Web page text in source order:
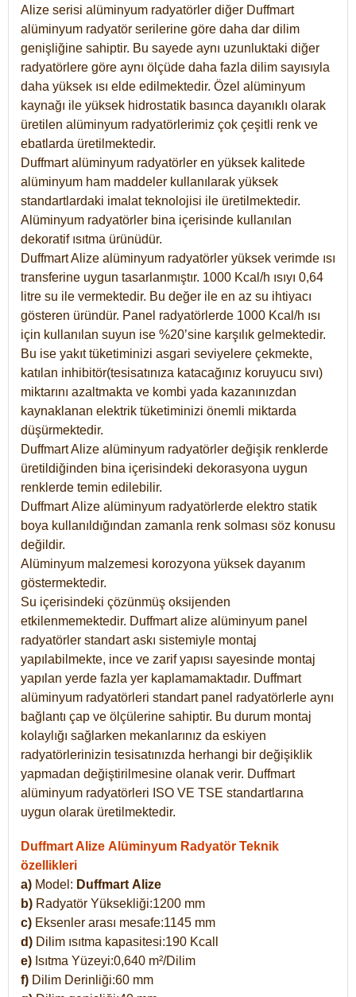
Alize serisi alüminyum radyatörler diğer Duffmart
alüminyum radyatör serilerine göre daha dar dilim
genişliğine sahiptir. Bu sayede aynı uzunluktaki diğer
radyatörlere göre aynı ölçüde daha fazla dilim sayısıyla
daha yüksek ısı elde edilmektedir. Özel alüminyum
kaynağı ile yüksek hidrostatik basınca dayanıklı olarak
üretilen alüminyum radyatörlerimiz çok çeşitli renk ve
ebatlarda üretilmektedir.
Duffmart alüminyum radyatörler en yüksek kalitede
alüminyum ham maddeler kullanılarak yüksek
standartlardaki imalat teknolojisi ile üretilmektedir.
Alüminyum radyatörler bina içerisinde kullanılan
dekoratif ısıtma ürünüdür.
Duffmart Alize alüminyum radyatörler yüksek verimde ısı
transferine uygun tasarlanmıştır. 1000 Kcal/h ısıyı 0,64
litre su ile vermektedir. Bu değer ile en az su ihtiyacı
gösteren üründür. Panel radyatörlerde 1000 Kcal/h ısı
için kullanılan suyun ise %20’sine karşılık gelmektedir.
Bu ise yakıt tüketiminizi asgari seviyelere çekmekte,
katılan inhibitör(tesisatınıza katacağınız koruyucu sıvı)
miktarını azaltmakta ve kombi yada kazanınızdan
kaynaklanan elektrik tüketiminizi önemli miktarda
düşürmektedir.
Duffmart Alize alüminyum radyatörler değişik renklerde
üretildiğinden bina içerisindeki dekorasyona uygun
renklerde temin edilebilir.
DuffmartAlize alüminyum radyatörlerde elektro statik
boya kullanıldığından zamanla renk solması söz konusu
değildir.
Alüminyum malzemesi korozyona yüksek dayanım
göstermektedir.
Su içerisindeki çözünmüş oksijenden
etkilenmemektedir. Duffmart alize alüminyum panel
radyatörler standart askı sistemiyle montaj
yapılabilmekte, ince ve zarif yapısı sayesinde montaj
yapılan yerde fazla yer kaplamamaktadır. Duffmart
alüminyum radyatörleri standart panel radyatörlerle aynı
bağlantı çap ve ölçülerine sahiptir. Bu durum montaj
kolaylığı sağlarken mekanlarınız da eskiyen
radyatörlerinizin tesisatınızda herhangi bir değişiklik
yapmadan değiştirilmesine olanak verir. Duffmart
alüminyum radyatörleri ISO VE TSE standartlarına
uygun olarak üretilmektedir.
Duffmart Alize Alüminyum Radyatör Teknik
özellikleri
a) Model: Duffmart Alize
b) Radyatör Yüksekliği:1200 mm
c) Eksenler arası mesafe:1145 mm
d) Dilim ısıtma kapasitesi:190 Kcall
e) Isıtma Yüzeyi:0,640 m²/Dilim
f) Dilim Derinliği:60 mm